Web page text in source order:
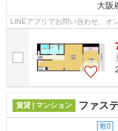
大阪
LINEアプリでお問い合わせ、オ
賃貸 | マンション ファス
敷0